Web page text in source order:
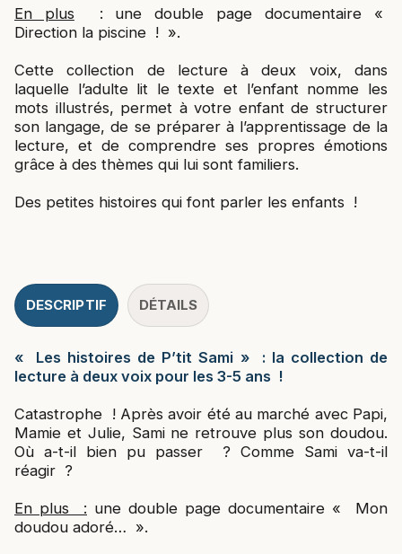
En plus : une double page documentaire «
Direction la piscine ! ».
Cette collection de lecture à deux voix, dans
laquelle l’adulte lit le texte et l’enfant nomme les
mots illustrés, permet à votre enfant de structurer
son langage, de se préparer à l’apprentissage de la
lecture, et de comprendre ses propres émotions
grâce à des thèmes qui lui sont familiers.
Des petites histoires qui font parler les enfants !
DESCRIPTIF DÉTAILS
« Les histoires de P’tit Sami » : la collection de
lecture à deux voix pour les 3-5 ans !
Catastrophe ! Après avoir été au marché avec Papi,
Mamie et Julie, Sami ne retrouve plus son doudou.
Où a-t-il bien pu passer ? Comme Sami va-t-il
réagir ?
En plus : une double page documentaire « Mon
doudou adoré… ».